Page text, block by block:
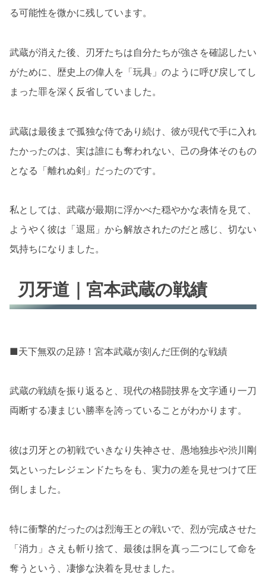
る可能性を微かに残しています。
武蔵が消えた後、刃牙たちは自分たちが強さを確認したい
がために、歴史上の偉人を「玩具」のように呼び戻してし
まった罪を深く反省していました。
武蔵は最後まで孤独な侍であり続け、彼が現代で手に入れ
たかったのは、実は誰にも奪われない、己の身体そのもの
となる「離れぬ剣」だったのです。
私としては、武蔵が最期に浮かべた穏やかな表情を見て、
ようやく彼は「退屈」から解放されたのだと感じ、切ない
気持ちになりました。
刃牙道｜宮本武蔵の戦績
■天下無双の足跡！宮本武蔵が刻んだ圧倒的な戦績
武蔵の戦績を振り返ると、現代の格闘技界を文字通り一刀
両断する凄まじい勝率を誇っていることがわかります。
彼は刃牙との初戦でいきなり失神させ、愚地独歩や渋川剛
気といったレジェンドたちをも、実力の差を見せつけて圧
倒しました。
特に衝撃的だったのは烈海王との戦いで、烈が完成させた
「消力」さえも斬り捨て、最後は胴を真っ二つにして命を
奪うという、凄惨な決着を見せました。